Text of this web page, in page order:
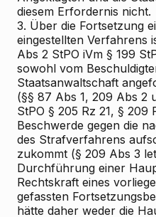
diesem Erfordernis nicht.
3. Über die Fortsetzung
eingestellten Verfahrens
Abs 2 StPO iVm § 199
sowohl vom
Staatsanwaltschaft
(§§ 87 Abs 1, 209 Abs 2
StPO § 205 Rz 21, § 209
Beschwerde gegen die
des Strafverfahrens
zukommt (§ 209 Abs 3
Durchführung einer
Rechtskraft eines
gefassten
hätte daher weder die